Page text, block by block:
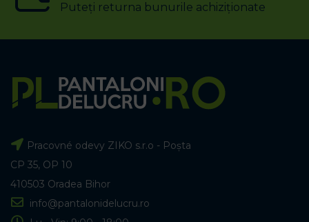
Puteți returna bunurile achiziționate
Pracovné odevy ZIKO s.r.o - Poșta
CP 35, OP 10
410503 Oradea Bihor
info@pantalonidelucru.ro